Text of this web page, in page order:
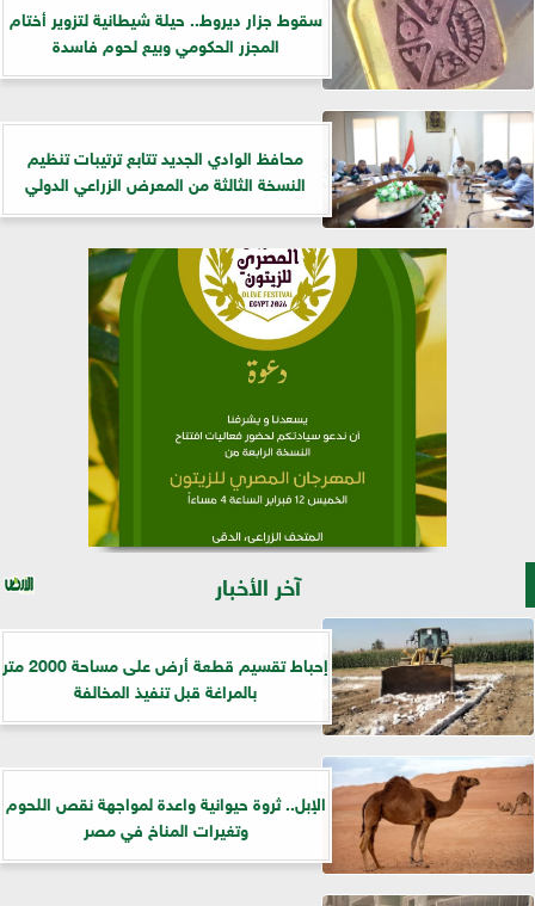
سقوط جزار ديروط.. حيلة شيطانية لتزوير أختام
المجزر الحكومي وبيع لحوم فاسدة
​محافظ الوادي الجديد تتابع ترتيبات تنظيم
النسخة الثالثة من المعرض الزراعي الدولي
آخر الأخبار
إحباط تقسيم قطعة أرض على مساحة 2000 متر
بالمراغة قبل تنفيذ المخالفة
الإبل.. ثروة حيوانية واعدة لمواجهة نقص اللحوم
وتغيرات المناخ في مصر